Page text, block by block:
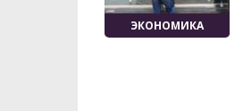
ЭКОНОМИКА